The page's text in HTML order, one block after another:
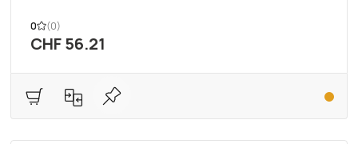
0 (0)
CHF 56.21